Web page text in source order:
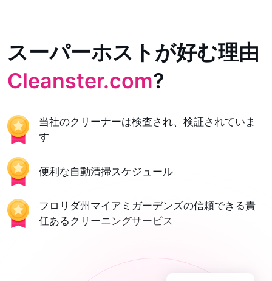
スーパーホストが好む理由
Cleanster.com?
当社のクリーナーは検査され、検証されていま
す
便利な自動清掃スケジュール
フロリダ州マイアミガーデンズの信頼できる責
任あるクリーニングサービス